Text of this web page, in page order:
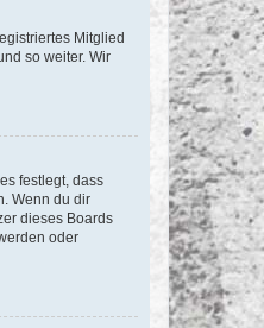
Mitglied
so weiter. Wir
festlegt, dass
Wenn du dir
dieses Boards
oder